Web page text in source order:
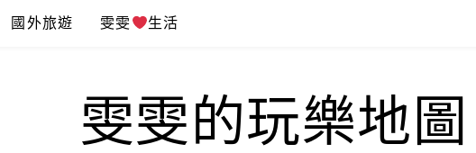
國外旅遊 雯雯 生活
雯雯的玩樂地圖